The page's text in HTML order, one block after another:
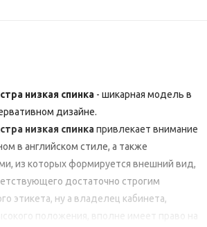
низкая спинка - шикарная модель в
дизайне.
низкая спинкапривлекает внимание
в английском стиле, а также
из которых формируется внешний вид,
достаточно строгим
этикета, ну а владелец кабинета,
положения, вполне имеет право на